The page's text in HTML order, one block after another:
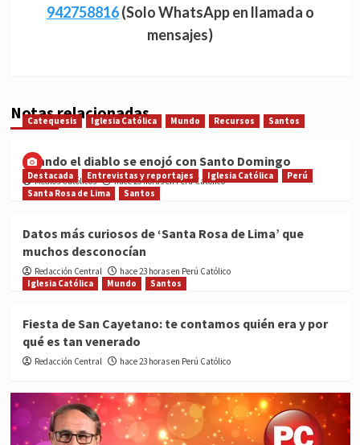
942758816(Solo WhatsApp en llamada o
mensajes)
Notas relacionadas
Catequesis Iglesia Católica Mundo Recursos Santos
Cuando el diablo se enojó con Santo Domingo
Medios Católicos hace 23 horas en Perú Católico
Destacada Entrevistas y reportajes Iglesia Católica
Perú
Santa Rosa de Lima
Santos
Datos más curiosos de ‘Santa Rosa de Lima’ que
muchos desconocían
Redacción Central
hace 23 horas en Perú Católico
Iglesia Católica
Mundo Santos
Fiesta de San Cayetano: te contamos quién era y por
qué es tan venerado
Redacción Central hace 23 horas en Perú Católico